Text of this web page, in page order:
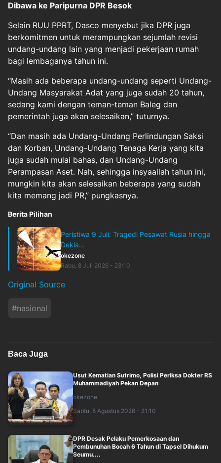
Dibawa ke Paripurna DPR Besok
Selain RUU PPRT, Dasco menyebut jika DPR juga
berkomitmen untuk merampungkan sejumlah revisi
undang-undang lain yang menjadi pekerjaan rumah
bagi lembaganya tahun ini.
“Masih ada beberapa undang-undang seperti Undang-
Undang Masyarakat Adat yang juga sudah 20 tahun,
sedang kami dengan teman-teman Baleg dan
pemerintah juga akan selesaikan,” tuturnya.
“Dan masih ada Undang-Undang Perlindungan Saksi
dan Korban, Undang-Undang Tenaga Kerja yang kita
juga sudah mulai bahas, dan Undang-Undang
Perampasan Aset. Nah, sehingga insyaallah tahun ini,
mungkin kita akan selesaikan beberapa yang sudah
kita memang jadi PR,” pungkasnya.
Berita Pilihan
Peristiwa 9 Juli: Tragedi Pesawat Rusia hingga
Dekla...
okezone
Rabu, 8 Juli 2026 - 23:10
Original Source
#nasional
Baca Juga
Usut Kematian Sutrimo, Polisi Periksa Dokter RS
Muhammadiyah Pekan Depan
okezone
Sabtu, 8 Agustus 2026 - 21:10
DPR Desak Pelaku Pemerkosaan dan
Pembunuhan Bocah 6 Tahun di Tapsel Dihukum
Seumu....